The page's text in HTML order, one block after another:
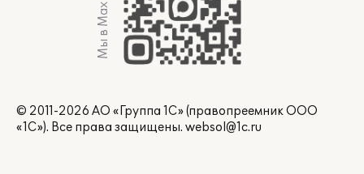
Мы в Max
© 2011-2026 АО «Группа 1С» (правопреемник ООО
«1С»). Все права защищены. websol@1c.ru